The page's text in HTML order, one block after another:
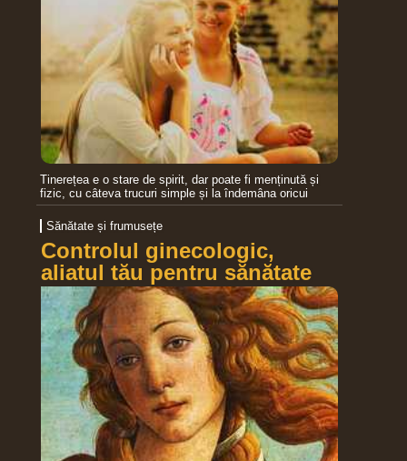
Tinerețea e o stare de spirit, dar poate fi menținută și
fizic, cu câteva trucuri simple și la îndemâna oricui
Sănătate și frumusețe
Controlul ginecologic,
aliatul tău pentru sănătate